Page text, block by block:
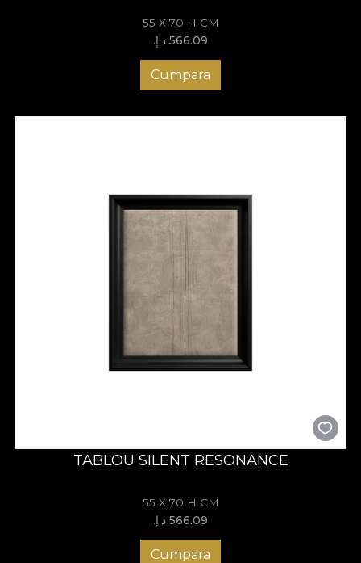
55 X 70 H CM
566.09 د.إ.‏
Cumpara
TABLOU SILENT RESONANCE
55 X 70 H CM
566.09 د.إ.‏
Cumpara